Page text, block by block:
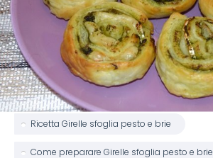
Ricetta Girelle sfoglia pesto e brie
Come preparare Girelle sfoglia pesto e brie